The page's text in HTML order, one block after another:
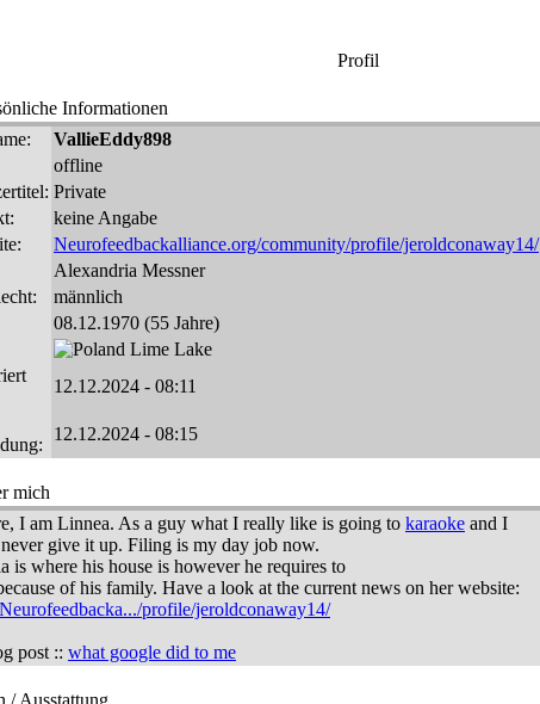
Profil
Informationen
VallieEddy898
offline
Private
keine Angabe
Neurofeedbackalliance.org/community/profile/jeroldconaway14/
Alexandria Messner
männlich
08.12.1970 (55 Jahre)
Lime Lake
12.12.2024 - 08:11
12.12.2024 - 08:15
mich
I am Linnea. As a guy what I really like is going to karaoke and I
give it up. Filing is my day job now.
is where his house is however he requires to
of his family. Have a look at the current news on her website:
profile/jeroldconaway14/
post :: what google did to me
/ Ausstattung